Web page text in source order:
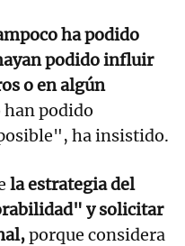
ha podido
podido influir
o en algún
han podido
ha insistido.
la estrategia del
y solicitar
porque considera